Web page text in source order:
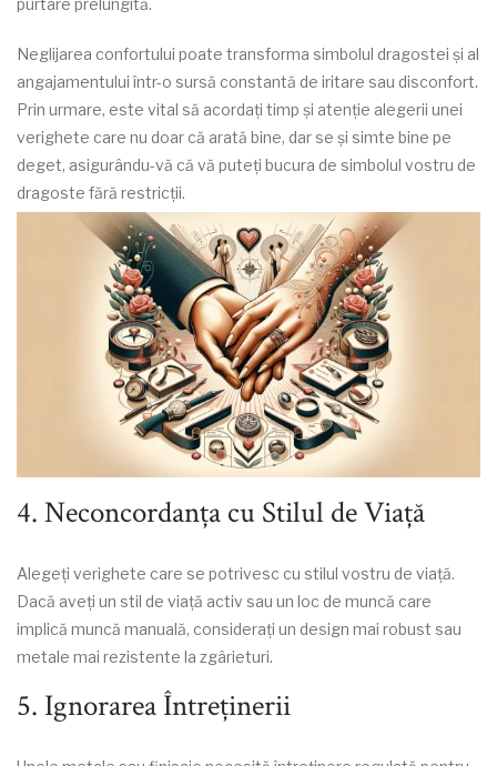
purtare prelungită.
Neglijarea confortului poate transforma simbolul dragostei și al
angajamentului într-o sursă constantă de iritare sau disconfort.
Prin urmare, este vital să acordați timp și atenție alegerii unei
verighete care nu doar că arată bine, dar se și simte bine pe
deget, asigurându-vă că vă puteți bucura de simbolul vostru de
dragoste fără restricții.
4. Neconcordanța cu Stilul de Viață
Alegeți verighete care se potrivesc cu stilul vostru de viață.
Dacă aveți un stil de viață activ sau un loc de muncă care
implică muncă manuală, considerați un design mai robust sau
metale mai rezistente la zgârieturi.
5. Ignorarea Întreținerii